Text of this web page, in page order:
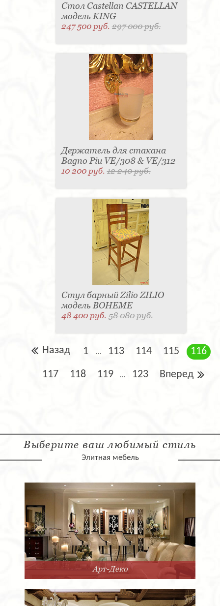
Стол Castellan CASTELLAN
модель KING
247 500 руб.297 000 руб.
Держатель для стакана
Bagno Piu VE/308 & VE/312
10 200 руб.12 240 руб.
Стул барный Zilio ZILIO
модель BOHEME
48 400 руб.58 080 руб.
Назад 1 ... 113 114 115 116
117 118 119 ... 123 Вперед
Выберите ваш любимый стиль
Элитная мебель
Арт-Деко